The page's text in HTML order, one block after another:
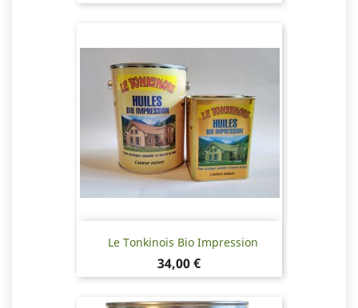
Le Tonkinois Bio Impression
Pris
34,00 €